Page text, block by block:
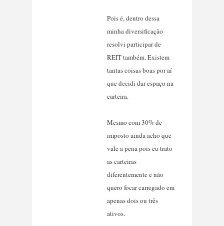
Pois é, dentro dessa
minha diversificação
resolvi participar de
REIT também. Existem
tantas coisas boas por aí
que decidi dar espaço na
carteira.
Mesmo com 30% de
imposto ainda acho que
vale a pena pois eu trato
as carteiras
diferentemente e não
quero focar carregado em
apenas dois ou três
ativos.